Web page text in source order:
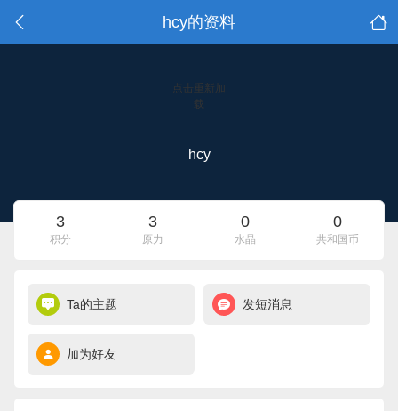
hcy的资料
点击重新加
载
hcy
3
积分
3
原力
0
水晶
0
共和国币
Ta的主题 发短消息
加为好友